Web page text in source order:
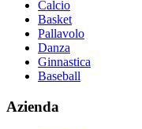
Calcio
Basket
Pallavolo
Danza
Ginnastica
Baseball
Azienda